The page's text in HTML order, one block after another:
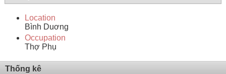
Location
Bình Duơng
Occupation
Thợ Phụ
Thống kê